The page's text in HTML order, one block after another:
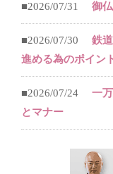
■2026/07/31 御
■2026/07/30
鉄
進める為のポイン
■2026/07/24
一
とマナー